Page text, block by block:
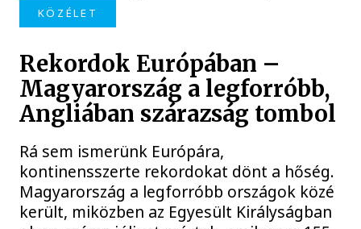
KÖZÉLET
Rekordok Európában –
Magyarország a legforróbb,
Angliában szárazság tombol
Rá sem ismerünk Európára,
kontinensszerte rekordokat dönt a hőség.
Magyarország a legforróbb országok közé
került, miközben az Egyesült Királyságban